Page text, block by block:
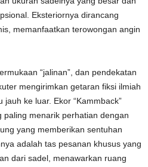
Eksteriornya dirancang
memanfaatkan terowongan angin
“jalinan”, dan pendekatan
mengirimkan getaran fiksi ilmiah
ke luar. Ekor “Kammback”
menarik perhatian dengan
yang memberikan sentuhan
adalah tas pesanan khusus yang
dari sadel, menawarkan ruang